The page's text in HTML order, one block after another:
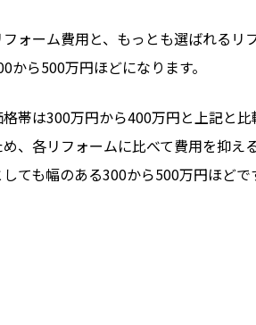
ォーム費用と、もっとも選ばれる
から500万円ほどになります。
帯は300万円から400万円と上記と
、各リフォームに比べて費用を抑
ても幅のある300から500万円ほどで